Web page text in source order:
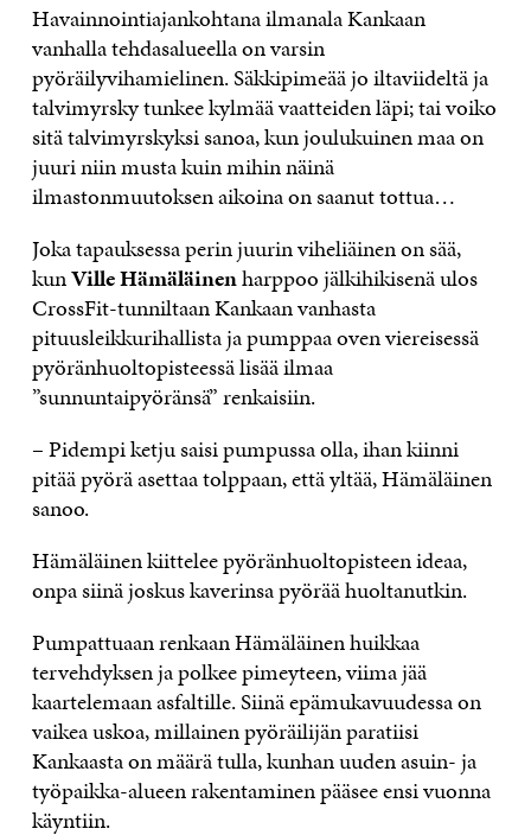
Havainnointiajankohtana ilmanala Kankaan
vanhalla tehdasalueella on varsin
pyöräilyvihamielinen. Säkkipimeää jo iltaviideltä ja
talvimyrsky tunkee kylmää vaatteiden läpi; tai voiko
sitä talvimyrskyksi sanoa, kun joulukuinen maa on
juuri niin musta kuin mihin näinä
ilmastonmuutoksen aikoina on saanut tottua…
Joka tapauksessa perin juurin viheliäinen on sää,
kunVille Hämäläinenharppoo jälkihikisenä ulos
CrossFit-tunniltaan Kankaan vanhasta
pituusleikkurihallista ja pumppaa oven viereisessä
pyöränhuoltopisteessä lisää ilmaa
”sunnuntaipyöränsä” renkaisiin.
– Pidempi ketju saisi pumpussa olla, ihan kiinni
pitää pyörä asettaa tolppaan, että yltää, Hämäläinen
sanoo.
Hämäläinen kiittelee pyöränhuoltopisteen ideaa,
onpa siinä joskus kaverinsa pyörää huoltanutkin.
Pumpattuaan renkaan Hämäläinen huikkaa
tervehdyksen ja polkee pimeyteen, viima jää
kaartelemaan asfaltille. Siinä epämukavuudessa on
vaikea uskoa, millainen pyöräilijän paratiisi
Kankaasta on määrä tulla, kunhan uuden asuin- ja
työpaikka-alueen rakentaminen pääsee ensi vuonna
käyntiin.